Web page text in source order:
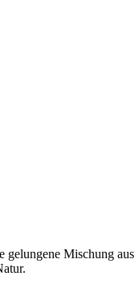
gelungene Mischung aus